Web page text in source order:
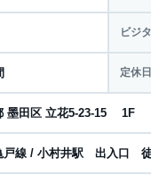
ビジ
定休日
墨田区 立花5-23-15 1F
戸線 / 小村井駅 出入口